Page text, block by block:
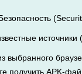
источники
выбранного
получить APK-